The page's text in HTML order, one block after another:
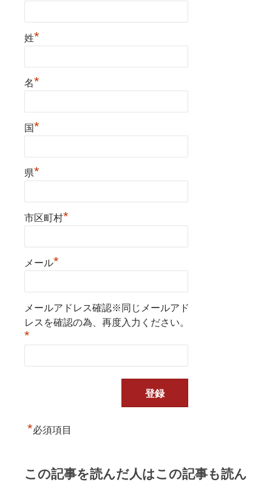
姓*
名*
国*
県*
市区町村*
メール*
メールアドレス確認※同じメールアド
レスを確認の為、再度入力ください。
*
*必須項目
この記事を読んだ人はこの記事も読ん